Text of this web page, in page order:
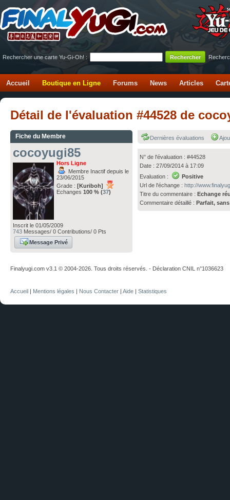
Rechercher une carte Yu-Gi-Oh! :
Accueil Boutique en Ligne Forums News Articles
Détail de l'évaluation #44528 de
Fiche du Membre
cocoyugi85
Hors Ligne
Membre Inactif depuis le
23/06/2015
Grade : [Kuriboh]
Echanges 100 % (37)
Inscrit le 01/05/2009
743 Messages/ 0 Contributions/ 0 Pts
Message Privé
Dernières évaluations
N° de l'évaluation : #44528
Date : 27/09/2014 à 17:09
Evaluation :
Positive
Url de l'échange :http://
Titre du commentaire :Echange
Commentaire détaillé :Parfait,
Finalyugi.com v3.1 © 2004-2026. Tous droits réservés. - Déclaration CNIL n°1036623
Accueil Mentions légales Nous Contacter Aide Statistiques